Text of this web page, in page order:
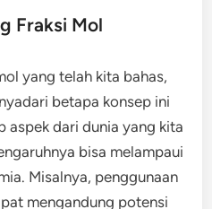
Fraksi Mol
yang telah kita bahas,
betapa konsep ini
aspek dari dunia yang kita
bisa melampaui
Misalnya, penggunaan
mengandung potensi